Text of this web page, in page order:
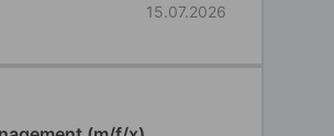
15.07.2026